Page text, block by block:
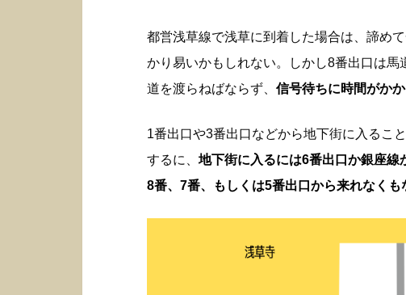
都営浅草線で浅草に到着した場合は、諦め
かり易いかもしれない。しかし8番出口は
道を渡らねばならず、 信号待ちに時間がか
1番出口や3番出口などから地下街に入るこ
するに、 地下街に入るには6番出口か銀座
8番、7番、もしくは5番出口から来れなくも